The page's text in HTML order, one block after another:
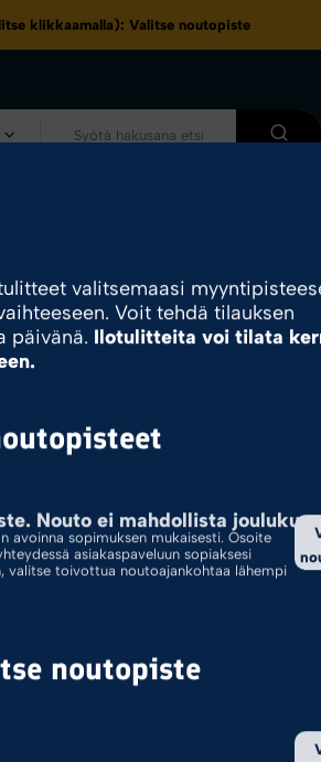
klikkaamalla): Valitse noutopiste
Yhdistelmäpadat
valitsemaasi
Voit tehdä tilauksen
päivänä. Ilotulitteita voi tilata
Nouto ei mahdollista
avoinna sopimuksen mukaisesti. Osoite
asiakaspaveluun sopiaksesi
valitse toivottua noutoajankohtaa lähempi
noutopiste